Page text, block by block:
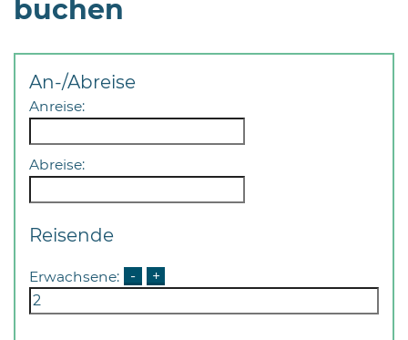
buchen
An-/Abreise
Anreise:
Abreise:
Reisende
Erwachsene: - +